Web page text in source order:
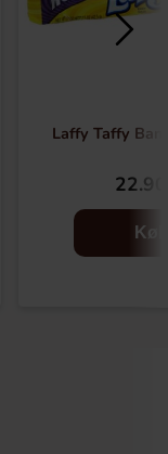
Laffy Taffy
Køb